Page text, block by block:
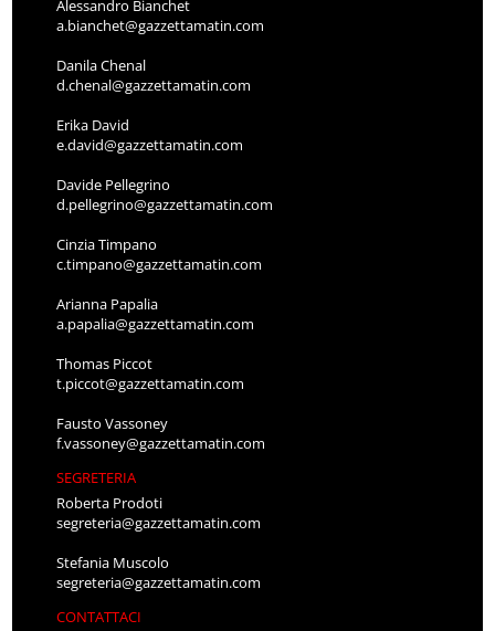
Alessandro Bianchet
a.bianchet@gazzettamatin.com
Danila Chenal
d.chenal@gazzettamatin.com
Erika David
e.david@gazzettamatin.com
Davide Pellegrino
d.pellegrino@gazzettamatin.com
Cinzia Timpano
c.timpano@gazzettamatin.com
Arianna Papalia
a.papalia@gazzettamatin.com
Thomas Piccot
t.piccot@gazzettamatin.com
Fausto Vassoney
f.vassoney@gazzettamatin.com
SEGRETERIA
Roberta Prodoti
segreteria@gazzettamatin.com
Stefania Muscolo
segreteria@gazzettamatin.com
CONTATTACI